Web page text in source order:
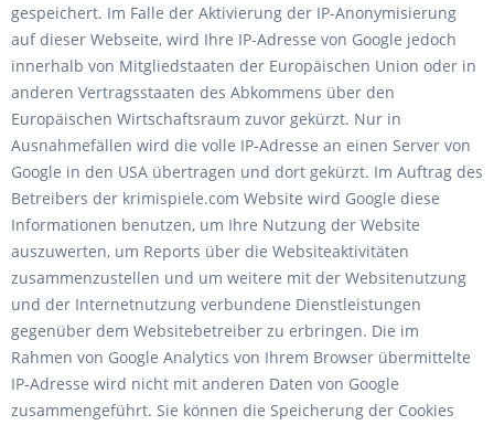
gespeichert. Im Falle der Aktivierung der IP-Anonymisierung
auf dieser Webseite, wird Ihre IP-Adresse von Google jedoch
innerhalb von Mitgliedstaaten der Europäischen Union oder in
anderen Vertragsstaaten des Abkommens über den
Europäischen Wirtschaftsraum zuvor gekürzt. Nur in
Ausnahmefällen wird die volle IP-Adresse an einen Server von
Google in den USA übertragen und dort gekürzt. Im Auftrag des
Betreibers der krimispiele.com Website wird Google diese
Informationen benutzen, um Ihre Nutzung der Website
auszuwerten, um Reports über die Websiteaktivitäten
zusammenzustellen und um weitere mit der Websitenutzung
und der Internetnutzung verbundene Dienstleistungen
gegenüber dem Websitebetreiber zu erbringen. Die im
Rahmen von Google Analytics von Ihrem Browser übermittelte
IP-Adresse wird nicht mit anderen Daten von Google
zusammengeführt. Sie können die Speicherung der Cookies